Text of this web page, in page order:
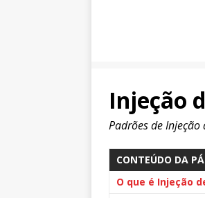
Injeção
Padrões de
CONTEÚDO DA
O que é Injeção